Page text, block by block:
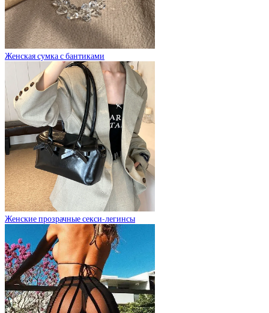
Женская сумка с бантиками
Женские прозрачные секси-легинсы